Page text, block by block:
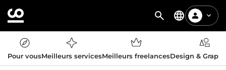
Pour vousMeilleurs servicesMeilleurs freelancesDesign &